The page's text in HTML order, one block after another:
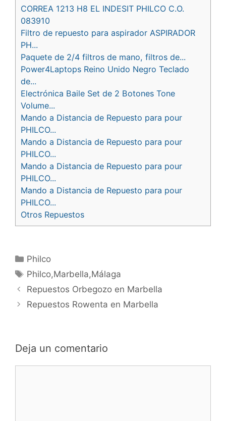
CORREA 1213 H8 EL INDESIT PHILCO C.O.
083910
Filtro de repuesto para aspirador ASPIRADOR
PH...
Paquete de 2/4 filtros de mano, filtros de...
Power4Laptops Reino Unido Negro Teclado
de...
Electrónica Baile Set de 2 Botones Tone
Volume...
Mando a Distancia de Repuesto para pour
PHILCO...
Mando a Distancia de Repuesto para pour
PHILCO...
Mando a Distancia de Repuesto para pour
PHILCO...
Mando a Distancia de Repuesto para pour
PHILCO...
Otros Repuestos
Categorías
Philco
Etiquetas
Philco,Marbella,Málaga
Navegación
de
entradas
Repuestos Orbegozo en Marbella
Repuestos Rowenta en Marbella
Deja un comentario